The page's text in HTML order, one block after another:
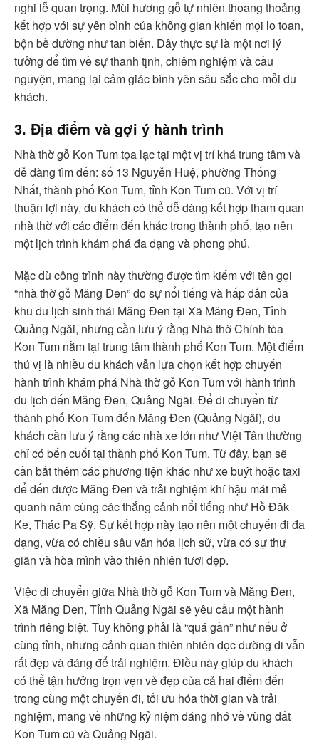
nghi lễ quan trọng. Mùi hương gỗ tự nhiên thoang thoảng
kết hợp với sự yên bình của không gian khiến mọi lo toan,
bộn bề dường như tan biến. Đây thực sự là một nơi lý
tưởng để tìm về sự thanh tịnh, chiêm nghiệm và cầu
nguyện, mang lại cảm giác bình yên sâu sắc cho mỗi du
khách.
3. Địa điểm và gợi ý hành trình
Nhà thờ gỗ Kon Tum tọa lạc tại một vị trí khá trung tâm và
dễ dàng tìm đến: số 13 Nguyễn Huệ, phường Thống
Nhất, thành phố Kon Tum, tỉnh Kon Tum cũ. Với vị trí
thuận lợi này, du khách có thể dễ dàng kết hợp tham quan
nhà thờ với các điểm đến khác trong thành phố, tạo nên
một lịch trình khám phá đa dạng và phong phú.
Mặc dù công trình này thường được tìm kiếm với tên gọi
“nhà thờ gỗ Măng Đen” do sự nổi tiếng và hấp dẫn của
khu du lịch sinh thái Măng Đen tại Xã Măng Đen, Tỉnh
Quảng Ngãi, nhưng cần lưu ý rằng Nhà thờ Chính tòa
Kon Tum nằm tại trung tâm thành phố Kon Tum. Một điểm
thú vị là nhiều du khách vẫn lựa chọn kết hợp chuyến
hành trình khám phá Nhà thờ gỗ Kon Tum với hành trình
du lịch đến Măng Đen, Quảng Ngãi. Để di chuyển từ
thành phố Kon Tum đến Măng Đen (Quảng Ngãi), du
khách cần lưu ý rằng các nhà xe lớn như Việt Tân thường
chỉ có bến cuối tại thành phố Kon Tum. Từ đây, bạn sẽ
cần bắt thêm các phương tiện khác như xe buýt hoặc taxi
để đến được Măng Đen và trải nghiệm khí hậu mát mẻ
quanh năm cùng các thắng cảnh nổi tiếng như Hồ Đăk
Ke, Thác Pa Sỹ. Sự kết hợp này tạo nên một chuyến đi đa
dạng, vừa có chiều sâu văn hóa lịch sử, vừa có sự thư
giãn và hòa mình vào thiên nhiên tươi đẹp.
Việc di chuyển giữa Nhà thờ gỗ Kon Tum và Măng Đen,
Xã Măng Đen, Tỉnh Quảng Ngãi sẽ yêu cầu một hành
trình riêng biệt. Tuy không phải là “quá gần” như nếu ở
cùng tỉnh, nhưng cảnh quan thiên nhiên dọc đường đi vẫn
rất đẹp và đáng để trải nghiệm. Điều này giúp du khách
có thể tận hưởng trọn vẹn vẻ đẹp của cả hai điểm đến
trong cùng một chuyến đi, tối ưu hóa thời gian và trải
nghiệm, mang về những kỷ niệm đáng nhớ về vùng đất
Kon Tum cũ và Quảng Ngãi.